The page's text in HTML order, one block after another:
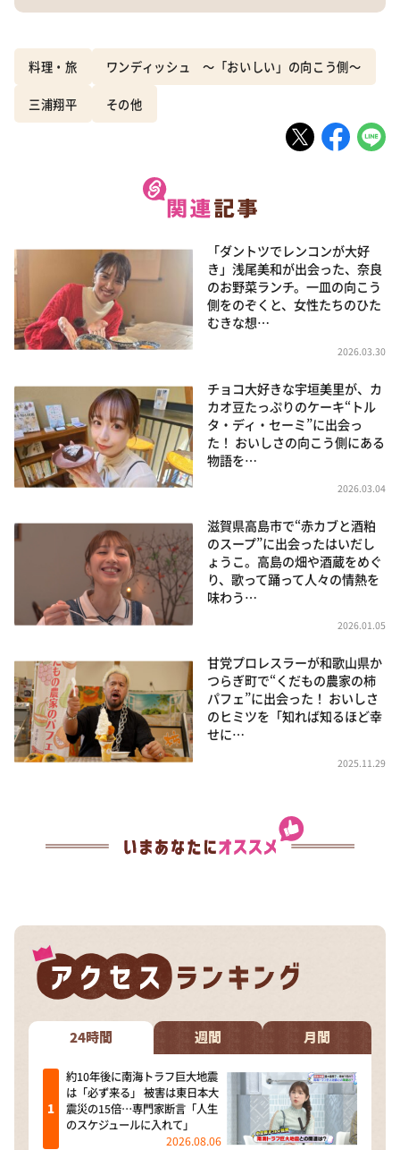
料理・旅 ワンディッシュ ～「おいしい」の向こう側～
三浦翔平 その他
「ダントツでレンコンが大好
き」浅尾美和が出会った、奈良
のお野菜ランチ。一皿の向こう
側をのぞくと、女性たちのひた
むきな想…
2026.03.30
チョコ大好きな宇垣美里が、カ
カオ豆たっぷりのケーキ“トル
タ・ディ・セーミ”に出会っ
た！ おいしさの向こう側にある
物語を…
2026.03.04
滋賀県高島市で“赤カブと酒粕
のスープ”に出会ったはいだし
ょうこ。高島の畑や酒蔵をめぐ
り、歌って踊って人々の情熱を
味わう…
2026.01.05
甘党プロレスラーが和歌山県か
つらぎ町で“くだもの農家の柿
パフェ”に出会った！ おいしさ
のヒミツを「知れば知るほど幸
せに…
2025.11.29
24時間 週間 月間
約10年後に南海トラフ巨大地震
は「必ず来る」 被害は東日本大
震災の15倍…専門家断言「人生
のスケジュールに入れて」
2026.08.06